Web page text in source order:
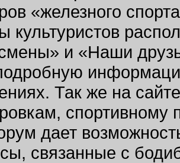
«железного
культуристов
и «Наши
Так же на
спортивному
дает
связанные с